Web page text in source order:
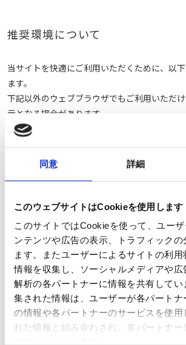
同意 詳細
このウェブサイトはCookieを使用します
このサイトではCookieを使って、ユー
ンテンツや広告の表示、トラフィックの
ます。またユーザーによるサイトの利用
情報を収集し、ソーシャルメディアや広
解析の各パートナーに情報を共有してい
集された情報は、ユーザーが各パートナ
の情報や各パートナーのサービスを使用
れた情報と組み合わされ、各パートナー
推奨環境について
当サイトを快適にご利用いただくために、以
ます。
下記以外のウェブブラウザでもご利用いただ
示となる場合があります。
Windows
Google Chrome 最新版、Edge 最新版
Safari 最新版
iOS 15以降
Safari 最新版
Android 11以降
Google Chrome 最新版